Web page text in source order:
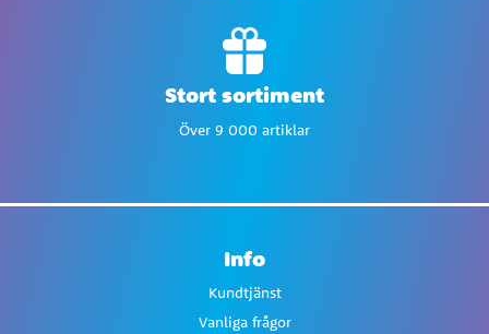
Stort sortiment
Över 9 000 artiklar
Info
Kundtjänst
Vanliga frågor